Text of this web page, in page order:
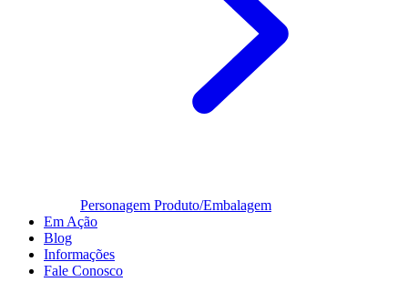
Personagem Produto/Embalagem
Em Ação
Blog
Informações
Fale Conosco